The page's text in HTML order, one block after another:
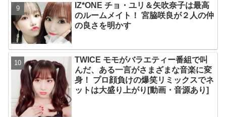
IZ*ONE チョ・ユリ＆矢吹奈子は最高
のルームメイト！ 宮脇咲良が２人の仲
の良さを明かす
TWICE モモがバラエティー番組で叫
んだ、ある一言がさまざまな音楽に変
身！ プロ顔負けの爆笑リミックスでネ
ットは大盛り上がり[動画・音源あり]